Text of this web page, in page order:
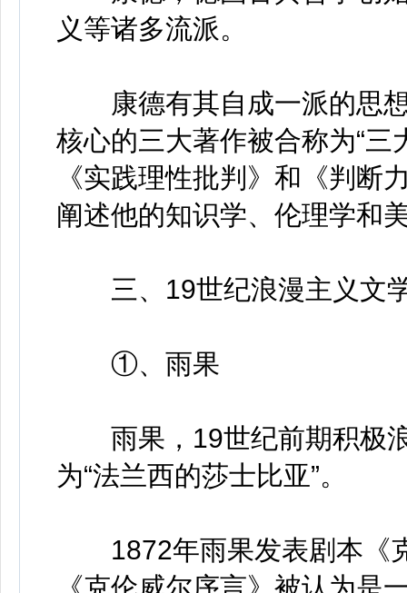
义等诸多流派。
康德有其自成一派的思想
核心的三大著作被合称为“三
《实践理性批判》和《判断
阐述他的知识学、伦理学和
三、19世纪浪漫主义文
①、雨果
雨果，19世纪前期积极浪
为“法兰西的莎士比亚”。
1872年雨果发表剧本《